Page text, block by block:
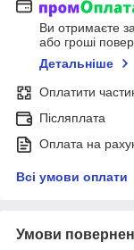
Ви отримаєте
або гроші
Детальніше
Оплатити
Післяплата
Оплата на
Всі умови оплати
Умови